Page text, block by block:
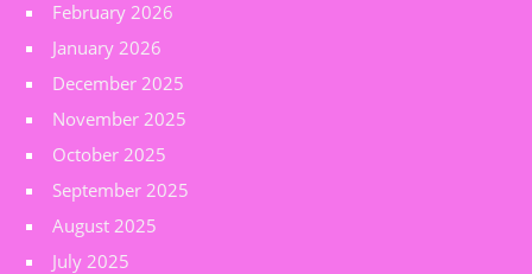
February 2026
January 2026
December 2025
November 2025
October 2025
September 2025
August 2025
July 2025